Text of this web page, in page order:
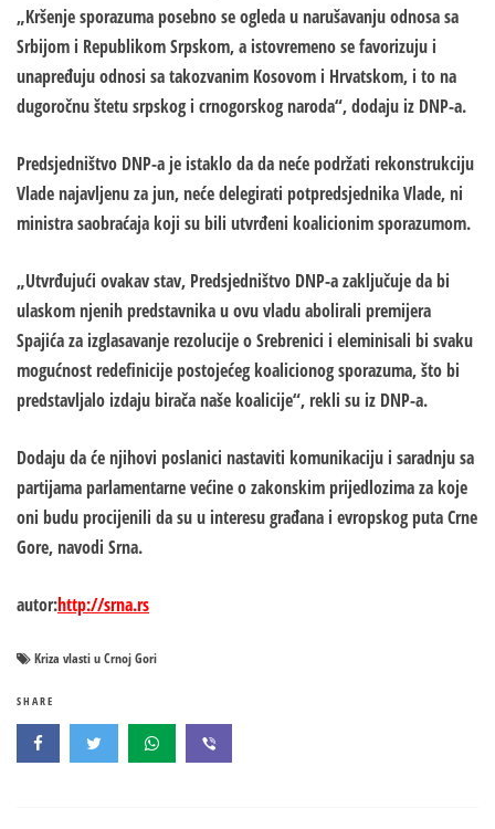
„Kršenje sporazuma posebno se ogleda u narušavanju odnosa sa
Srbijom i Republikom Srpskom, a istovremeno se favorizuju i
unapređuju odnosi sa takozvanim Kosovom i Hrvatskom, i to na
dugoročnu štetu srpskog i crnogorskog naroda“, dodaju iz DNP-a.
Predsjedništvo DNP-a je istaklo da da neće podržati rekonstrukciju
Vlade najavljenu za jun, neće delegirati potpredsjednika Vlade, ni
ministra saobraćaja koji su bili utvrđeni koalicionim sporazumom.
„Utvrđujući ovakav stav, Predsjedništvo DNP-a zaključuje da bi
ulaskom njenih predstavnika u ovu vladu abolirali premijera
Spajića za izglasavanje rezolucije o Srebrenici i eleminisali bi svaku
mogućnost redefinicije postojećeg koalicionog sporazuma, što bi
predstavljalo izdaju birača naše koalicije“, rekli su iz DNP-a.
Dodaju da će njihovi poslanici nastaviti komunikaciju i saradnju sa
partijama parlamentarne većine o zakonskim prijedlozima za koje
oni budu procijenili da su u interesu građana i evropskog puta Crne
Gore, navodi Srna.
autor:http://srna.rs
Kriza vlasti u Crnoj Gori
SHARE